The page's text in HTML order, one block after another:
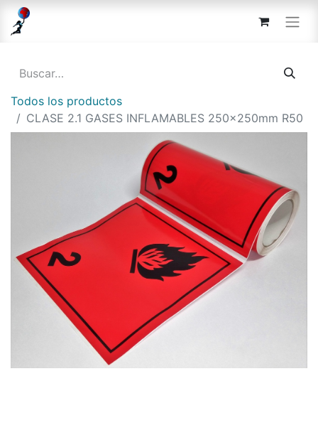
Todos los productos
CLASE 2.1 GASES INFLAMABLES 250x250mm R50